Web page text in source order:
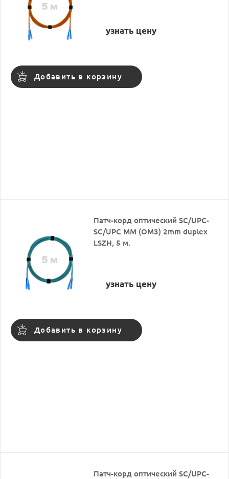
узнать цену
Добавить в корзину
Патч-корд оптический SC/UPC-
SC/UPC MM (OM3) 2mm duplex
LSZH, 5 м.
узнать цену
Добавить в корзину
Патч-корд оптический SC/UPC-